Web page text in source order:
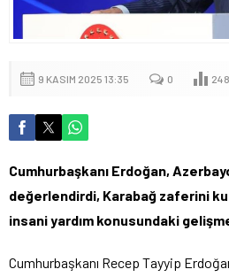
9 KASIM 2025 13:35 0 248
Cumhurbaşkanı Erdoğan,
değerlendirdi, Karabağ zaferini
insani yardım konusundaki
Cumhurbaşkanı Recep Tayyip